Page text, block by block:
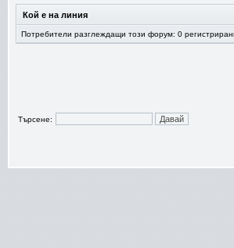
Кой е на линия
Потребители разглеждащи този форум: 0
Търсене: